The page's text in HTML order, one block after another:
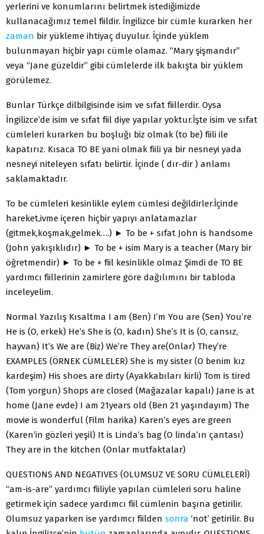
yerlerini ve konumlarını belirtmek istediğimizde
kullanacağımız temel fiildir. İngilizce bir cümle kurarken her
zaman bir yükleme ihtiyaç duyulur. İçinde yüklem
bulunmayan hiçbir yapı cümle olamaz. “Mary şişmandır”
veya “Jane güzeldir” gibi cümlelerde ilk bakışta bir yüklem
görülemez.
Bunlar Türkçe dilbilgisinde isim ve sıfat fiillerdir. Oysa
İngilizce’de isim ve sıfat fiil diye yapılar yoktur.İşte isim ve sıfat
cümleleri kurarken bu boşluğı biz olmak (to be) fiili ile
kapatırız. Kısaca TO BE yani olmak fiili ya bir nesneyi yada
nesneyi niteleyen sıfatı belirtir. İçinde ( dır-dir ) anlamı
saklamaktadır.
To be cümleleri kesinlikle eylem cümlesi değildirler.İçinde
hareket,ivme içeren hiçbir yapıyı anlatamazlar
(gitmek,koşmak,gelmek….) ► To be + sıfat John is handsome
(John yakışıklıdır) ► To be + isim Mary is a teacher (Mary bir
öğretmendir) ► To be + fiil kesinlikle olmaz Şimdi de TO BE
yardımcı fiillerinin zamirlere göre dağılımını bir tabloda
inceleyelim.
Normal Yazılış Kısaltma I am (Ben) I’m You are (Sen) You’re
He is (O, erkek) He’s She is (O, kadın) She’s It is (O, cansız,
hayvan) It’s We are (Biz) We’re They are(Onlar) They’re
EXAMPLES (ÖRNEK CÜMLELER) She is my sister (O benim kız
kardeşim) His shoes are dirty (Ayakkabıları kirli) Tom is tired
(Tom yorgun) Shops are closed (Mağazalar kapalı) Jane is at
home (Jane evde) I am 21years old (Ben 21 yaşındayım) The
movie is wonderful (Film harika) Karen’s eyes are green
(Karen’in gözleri yeşil) It is Linda’s bag (O linda’ın çantası)
They are in the kitchen (Onlar mutfaktalar)
QUESTIONS AND NEGATIVES (OLUMSUZ VE SORU CÜMLELERİ)
“am-is-are” yardımcı fiiliyle yapılan cümleleri soru haline
getirmek için sadece yardımcı fiil cümlenin başına getirilir.
Olumsuz yaparken ise yardımcı fiilden sonra ‘not’ getirilir. Bu